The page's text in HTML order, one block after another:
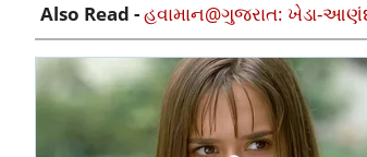
Also Read -હવામાન@ગુજરાત: ખેડા-આણંદ